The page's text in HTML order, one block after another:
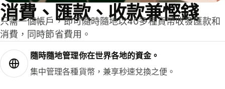
消費、匯款、收款兼慳錢
只需一個帳戶，即可隨時隨地以40多種貨幣收發匯款和
消費，同時節省費用。
隨時隨地管理你在世界各地的資金。
集中管理各種貨幣，兼享秒速兌換之便。